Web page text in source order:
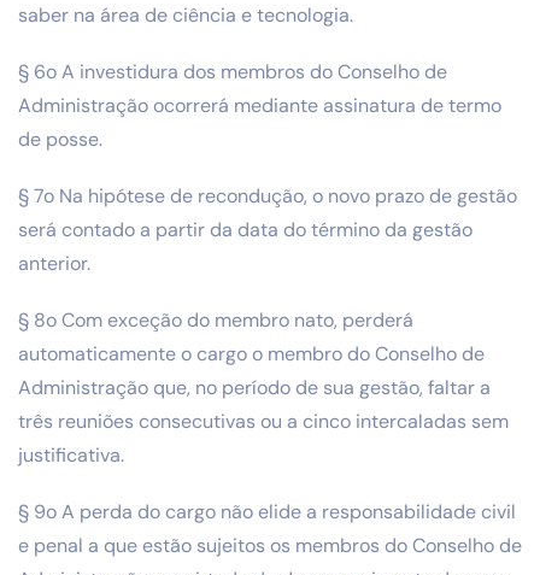
saber na área de ciência e tecnologia.
§ 6o A investidura dos membros do Conselho de
Administração ocorrerá mediante assinatura de termo
de posse.
§ 7o Na hipótese de recondução, o novo prazo de gestão
será contado a partir da data do término da gestão
anterior.
§ 8o Com exceção do membro nato, perderá
automaticamente o cargo o membro do Conselho de
Administração que, no período de sua gestão, faltar a
três reuniões consecutivas ou a cinco intercaladas sem
justificativa.
§ 9o A perda do cargo não elide a responsabilidade civil
e penal a que estão sujeitos os membros do Conselho de